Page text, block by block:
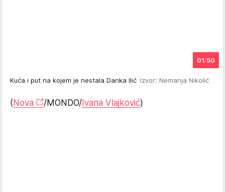
01:50
Kuća i put na kojem je nestala Danka Ilić Izvor: Nemanja Nikolić
( Nova /MONDO/ Ivana Vlajković)